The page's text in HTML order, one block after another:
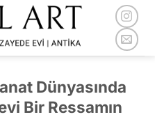
Dünyasında
Bir Ressamın